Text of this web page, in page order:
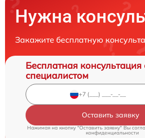
Нужна
Закажите бесплатную
Бесплатная консультация
специалистом
Оставить заявку
Нажимая на кнопку "Оставить заявку" Вы
конфиденциальности